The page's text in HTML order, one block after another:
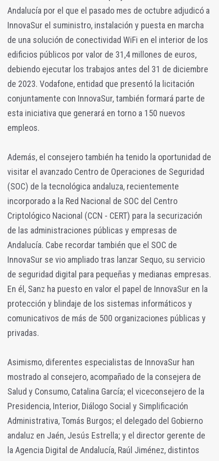
Andalucía por el que el pasado mes de octubre adjudicó a
InnovaSur el suministro, instalación y puesta en marcha
de una solución de conectividad WiFi en el interior de los
edificios públicos por valor de 31,4 millones de euros,
debiendo ejecutar los trabajos antes del 31 de diciembre
de 2023. Vodafone, entidad que presentó la licitación
conjuntamente con InnovaSur, también formará parte de
esta iniciativa que generará en torno a 150 nuevos
empleos.
Además, el consejero también ha tenido la oportunidad de
visitar el avanzado Centro de Operaciones de Seguridad
(SOC) de la tecnológica andaluza, recientemente
incorporado a la Red Nacional de SOC del Centro
Criptológico Nacional (CCN - CERT) para la securización
de las administraciones públicas y empresas de
Andalucía. Cabe recordar también que el SOC de
InnovaSur se vio ampliado tras lanzar Sequo, su servicio
de seguridad digital para pequeñas y medianas empresas.
En él, Sanz ha puesto en valor el papel de InnovaSur en la
protección y blindaje de los sistemas informáticos y
comunicativos de más de 500 organizaciones públicas y
privadas.
Asimismo, diferentes especialistas de InnovaSur han
mostrado al consejero, acompañado de la consejera de
Salud y Consumo, Catalina García; el viceconsejero de la
Presidencia, Interior, Diálogo Social y Simplificación
Administrativa, Tomás Burgos; el delegado del Gobierno
andaluz en Jaén, Jesús Estrella; y el director gerente de
la Agencia Digital de Andalucía, Raúl Jiménez, distintos